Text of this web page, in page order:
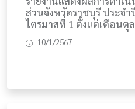
ส่วนจังหวัดราชบุรี ประจ
ไตรมาสที่ 1 ตั้งแต่เดือนตุ
10/1/2567